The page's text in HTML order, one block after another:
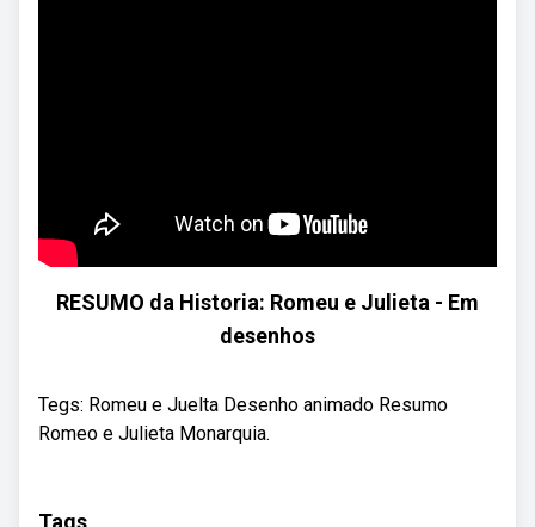
RESUMO da Historia: Romeu e Julieta - Em
desenhos
Tegs: Romeu e Juelta Desenho animado Resumo
Romeo e Julieta Monarquia.
Tags